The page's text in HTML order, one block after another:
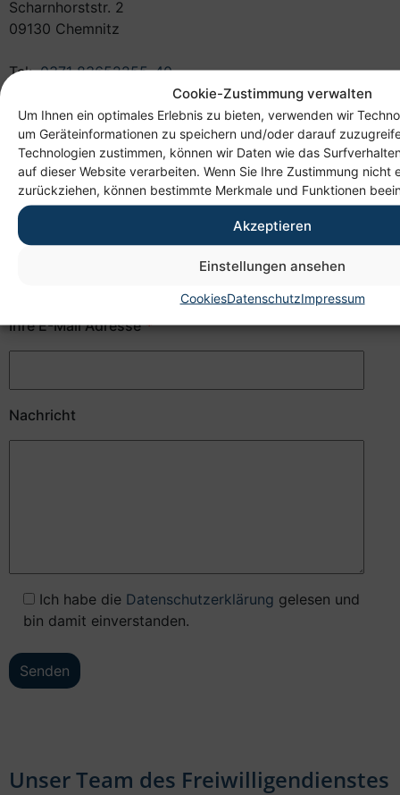
Cookie-Zustimmung verwalten
Um Ihnen ein optimales Erlebnis zu bieten, verwenden wir
um Geräteinformationen zu speichern und/oder darauf
Technologien zustimmen, können wir Daten wie das
auf dieser Website verarbeiten. Wenn Sie Ihre Zustimmung nicht
zurückziehen, können bestimmte Merkmale und Funktionen
Akzeptieren
Einstellungen ansehen
CookiesDatenschutzImpressum
Scharnhorststr. 2
09130 Chemnitz
Tel: 0371 83652255-40
Benötigen Sie eine individuelle Beratung? Dann
kontaktieren sie uns gern telefonisch oder per E-
Mail. Unser freundliches Personal hilft Ihnen gern
weiter.
Ihr Name
Ihre E-Mail Adresse
Nachricht
Ich habe die Datenschutzerklärung gelesen und
bin damit einverstanden.
Unser Team des Freiwilligendienstes